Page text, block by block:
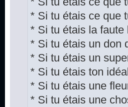
* Si tu étais ce que
* Si tu étais la faute
* Si tu étais un don
* Si tu étais un
* Si tu étais ton
* Si tu étais une
* Si tu étais une